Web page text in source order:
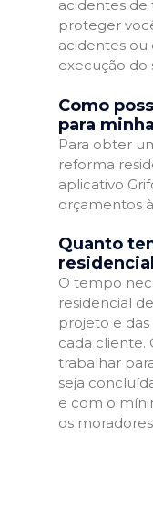
acidentes
proteger
acidentes ou
execução do
Como
para
Para obter
reforma
aplicativo
orçamentos
Quanto
O tempo
residencial
projeto e das
cada cliente.
trabalhar
seja
e com o
os